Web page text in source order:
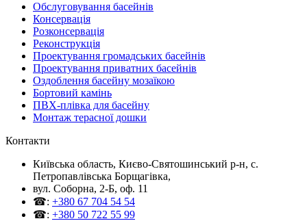
Обслуговування басейнів
Консервація
Розконсервація
Реконструкція
Проектування громадських басейнів
Проектування приватних басейнів
Оздоблення басейну мозаїкою
Бортовий камінь
ПВХ-плівка для басейну
Монтаж терасної дошки
Контакти
Київська область, Києво-Святошинський р-н, c.
Петропавлівська Борщагівка,
вул. Соборна, 2-Б, оф. 11
☎: +380 67 704 54 54
☎: +380 50 722 55 99